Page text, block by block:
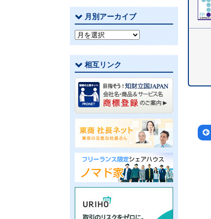
月別アーカイブ
月
別
ア
ー
カ
イ
ブ
相互リンク